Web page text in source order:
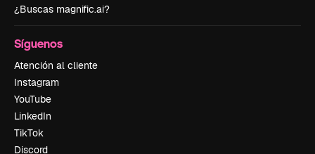
¿Buscas magnific.ai?
Síguenos
Atención al cliente
Instagram
YouTube
LinkedIn
TikTok
Discord